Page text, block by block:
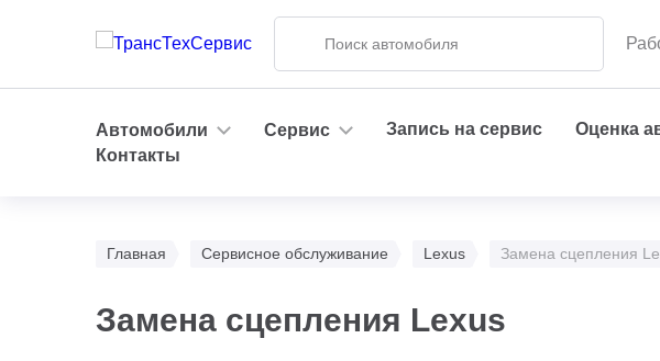
Автомобили Сервис Запись на сервис Оценка
Контакты
Главная Сервисное обслуживание Lexus Замена сцепления
Замена сцепления Lexus